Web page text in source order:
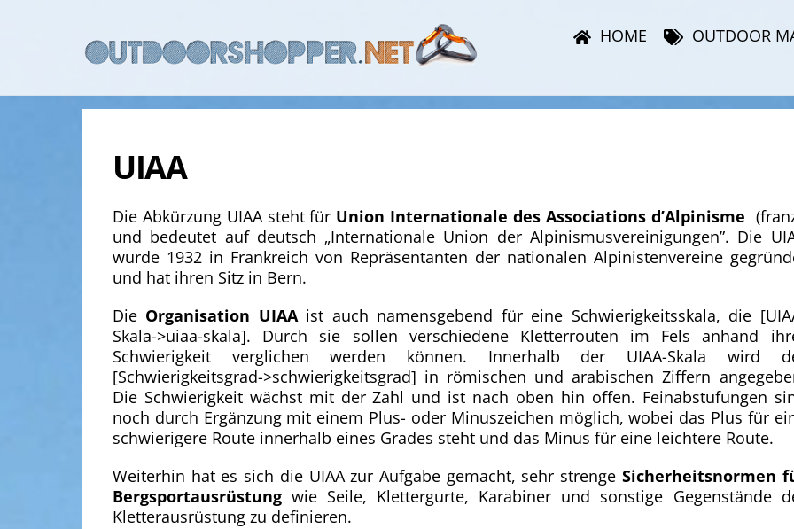
HOME OUTDOOR
UIAA
Die Abkürzung UIAA steht für Union Internationale des Associations d’Alpinisme
und bedeutet auf deutsch „Internationale Union der Alpinismusvereinigungen”. Die
wurde 1932 in Frankreich von Repräsentanten der nationalen Alpinistenvereine
und hat ihren Sitz in Bern.
Die Organisation UIAAist auch namensgebend für eine Schwierigkeitsskala, die
Skala->uiaa-skala]. Durch sie sollen verschiedene Kletterrouten im Fels anhand
Schwierigkeit verglichen werden können. Innerhalb der UIAA-Skala wird
[Schwierigkeitsgrad->schwierigkeitsgrad] in römischen und arabischen Ziffern
Die Schwierigkeit wächst mit der Zahl und ist nach oben hin offen. Feinabstufungen
noch durch Ergänzung mit einem Plus- oder Minuszeichen möglich, wobei das Plus für
schwierigere Route innerhalb eines Grades steht und das Minus für eine leichtere Route.
Weiterhin hat es sich die UIAA zur Aufgabe gemacht, sehr strenge Sicherheitsnormen
Bergsportausrüstung wie Seile, Klettergurte, Karabiner und sonstige Gegenstände
Kletterausrüstung zu definieren.